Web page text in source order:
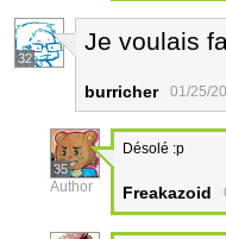
32
Je voulais
burricher 01/25/
35
Author
Désolé :p
Freakazoid